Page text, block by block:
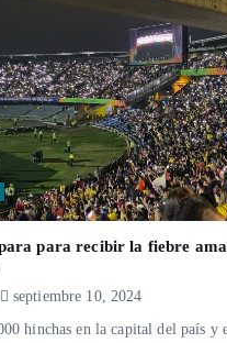
para recibir la fiebre
septiembre 10, 2024
hinchas en la capital del país y